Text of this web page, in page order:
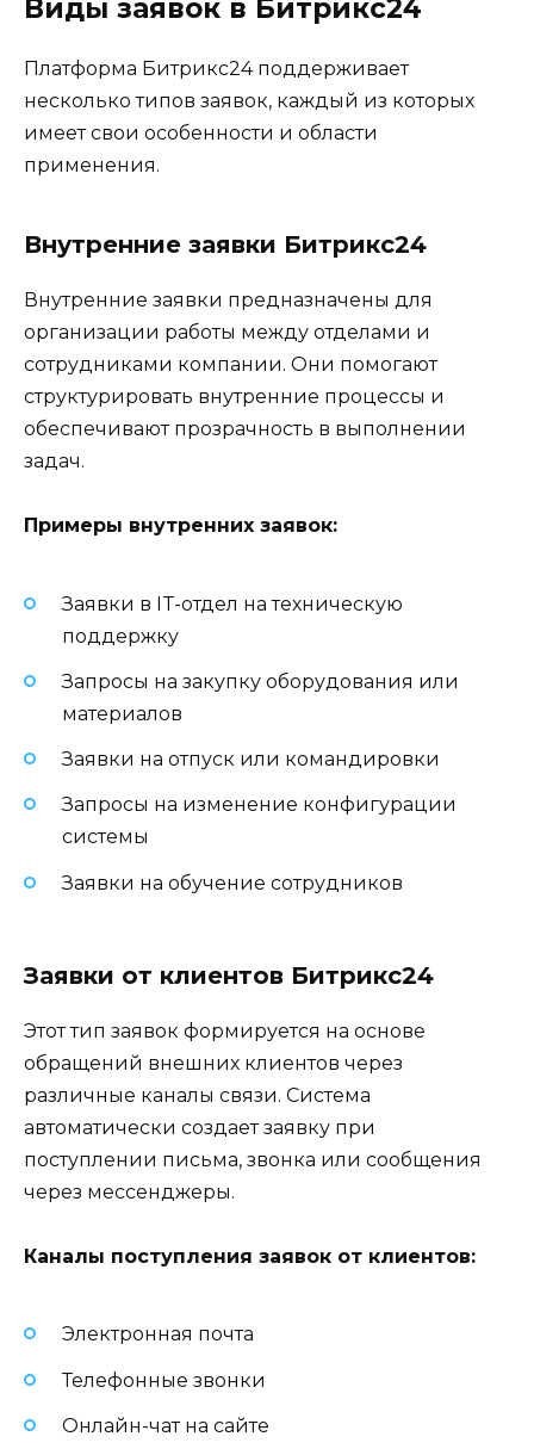
Виды заявок в Битрикс24
Платформа Битрикс24 поддерживает
несколько типов заявок, каждый из которых
имеет свои особенности и области
применения.
Внутренние заявки Битрикс24
Внутренние заявки предназначены для
организации работы между отделами и
сотрудниками компании. Они помогают
структурировать внутренние процессы и
обеспечивают прозрачность в выполнении
задач.
Примеры внутренних заявок:
Заявки в IT-отдел на техническую
поддержку
Запросы на закупку оборудования или
материалов
Заявки на отпуск или командировки
Запросы на изменение конфигурации
системы
Заявки на обучение сотрудников
Заявки от клиентов Битрикс24
Этот тип заявок формируется на основе
обращений внешних клиентов через
различные каналы связи. Система
автоматически создает заявку при
поступлении письма, звонка или сообщения
через мессенджеры.
Каналы поступления заявок от клиентов:
Электронная почта
Телефонные звонки
Онлайн-чат на сайте